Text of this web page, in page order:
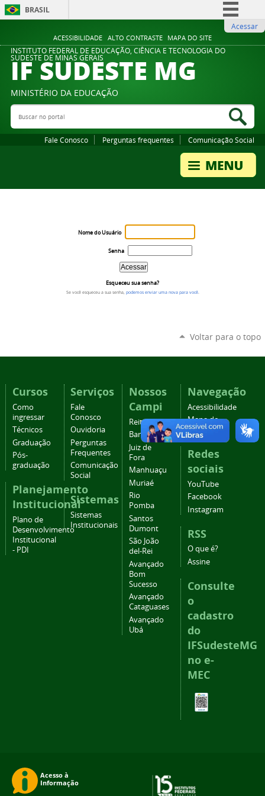
ACESSIBILIDADE ALTO CONTRASTE MAPA DO SITE
BRASIL
Comunica BR
Participe
Legislação
Acessar
INSTITUTO FEDERAL DE EDUCAÇÃO, CIÊNCIA E TECNOLOGIA DO
SUDESTE DE MINAS GERAIS
IF SUDESTE MG
MINISTÉRIO DA EDUCAÇÃO
Buscar no portal
Fale Conosco Perguntas frequentes Comunicação Social
Nome do Usuário
Senha
Esqueceu sua senha?
Se você esqueceu a sua senha, podemos enviar uma nova para você.
Voltar para o topo
Cursos
Como
ingressar
Técnicos
Graduação
Pós-
graduação
Planejamento
Institucional
Plano de
Desenvolvimento
Institucional
- PDI
Serviços
Fale
Conosco
Ouvidoria
Perguntas
Frequentes
Comunicação
Social
Sistemas
Sistemas
Institucionais
Nossos
Campi
Reitoria
Barbacena
Juiz de
Fora
Manhuaçu
Muriaé
Rio
Pomba
Santos
Dumont
São João
del-Rei
Avançado
Bom
Sucesso
Avançado
Cataguases
Avançado
Ubá
Navegação
Acessibilidade
Mapa do
site
Redes
sociais
YouTube
Facebook
Instagram
RSS
O que é?
Assine
Consulte
o
cadastro
do
IFSudesteMG
no e-
MEC